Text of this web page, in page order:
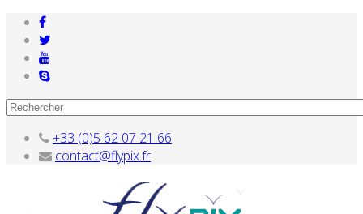
+33 (0)5 62 07 21 66
contact@flypix.fr